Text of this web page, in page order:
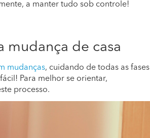
a manter tudo sob controle!
mudança de casa
mudanças, cuidando de todas as fases
Para melhor se orientar,
processo.